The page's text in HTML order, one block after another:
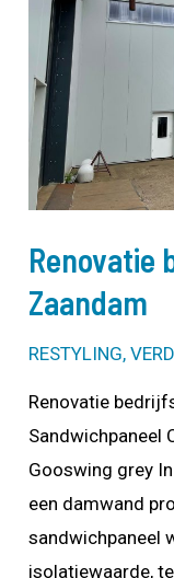
Renovatie
Zaandam
RESTYLING,
Renovatie
Sandwichpaneel
Gooswing grey
een damwand
sandwichpaneel
isolatiewaarde,